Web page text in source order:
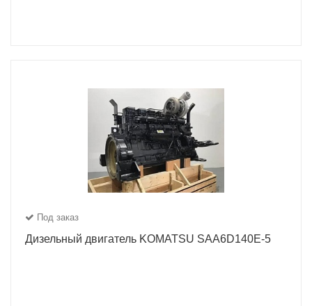
Под заказ
Дизельный двигатель KOMATSU SAA6D140E-5